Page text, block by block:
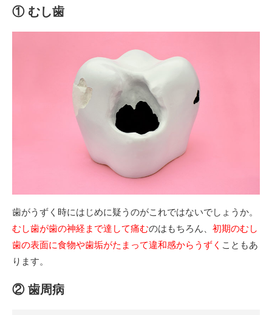
① むし歯
歯がうずく時にはじめに疑うのがこれではないでしょうか。
むし歯が歯の神経まで達して痛むのはもちろん、 初期のむし
歯の表面に食物や歯垢がたまって違和感からうずく こともあ
ります。
② 歯周病